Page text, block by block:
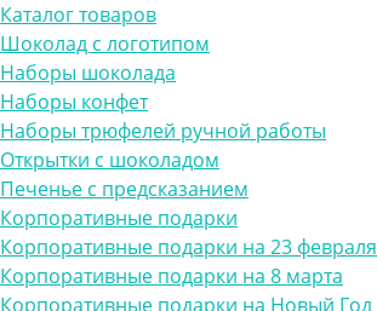
Каталог товаров
Шоколад с логотипом
Наборы шоколада
Наборы конфет
Наборы трюфелей ручной работы
Открытки с шоколадом
Печенье с предсказанием
Корпоративные подарки
Корпоративные подарки на 23 февраля
Корпоративные подарки на 8 марта
Корпоративные подарки на Новый Год